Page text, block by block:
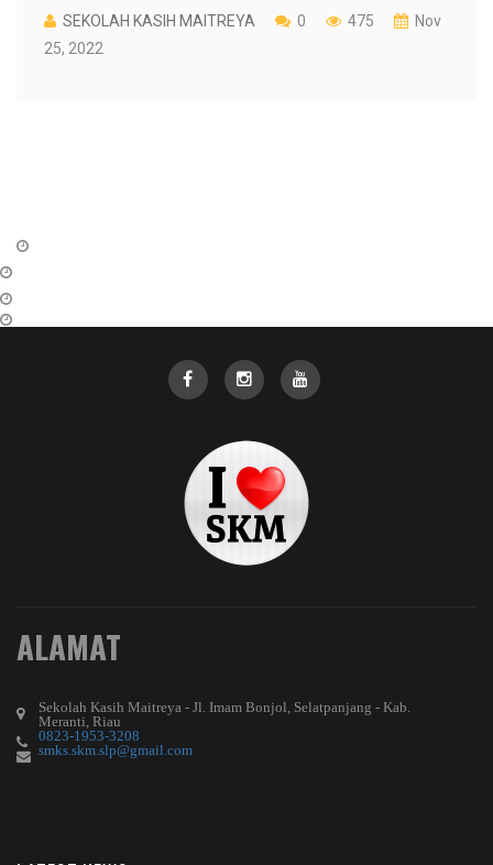
SEKOLAH KASIH MAITREYA 0 475
Nov
25, 2022
ALAMAT
Sekolah Kasih Maitreya - Jl. Imam Bonjol, Selatpanjang - Kab.
Meranti, Riau
0823-1953-3208
smks.skm.slp@gmail.com